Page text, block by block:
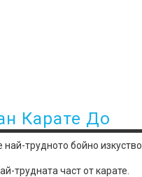
Карате До
най-трудното бойно изкуство.
трудната част от карате.